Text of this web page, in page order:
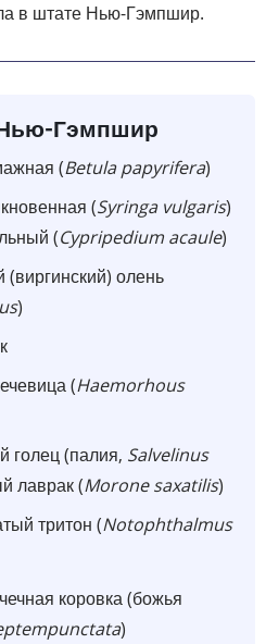
в штате Нью-Гэмпшир.
Гэмпшир
(Betula papyrifera)
(Syringa vulgaris)
(Cypripedium acaule)
олень
)
(Haemorhous
голец (палия, Salvelinus
лаврак (Morone saxatilis)
тритон (Notophthalmus
коровка (божья
)